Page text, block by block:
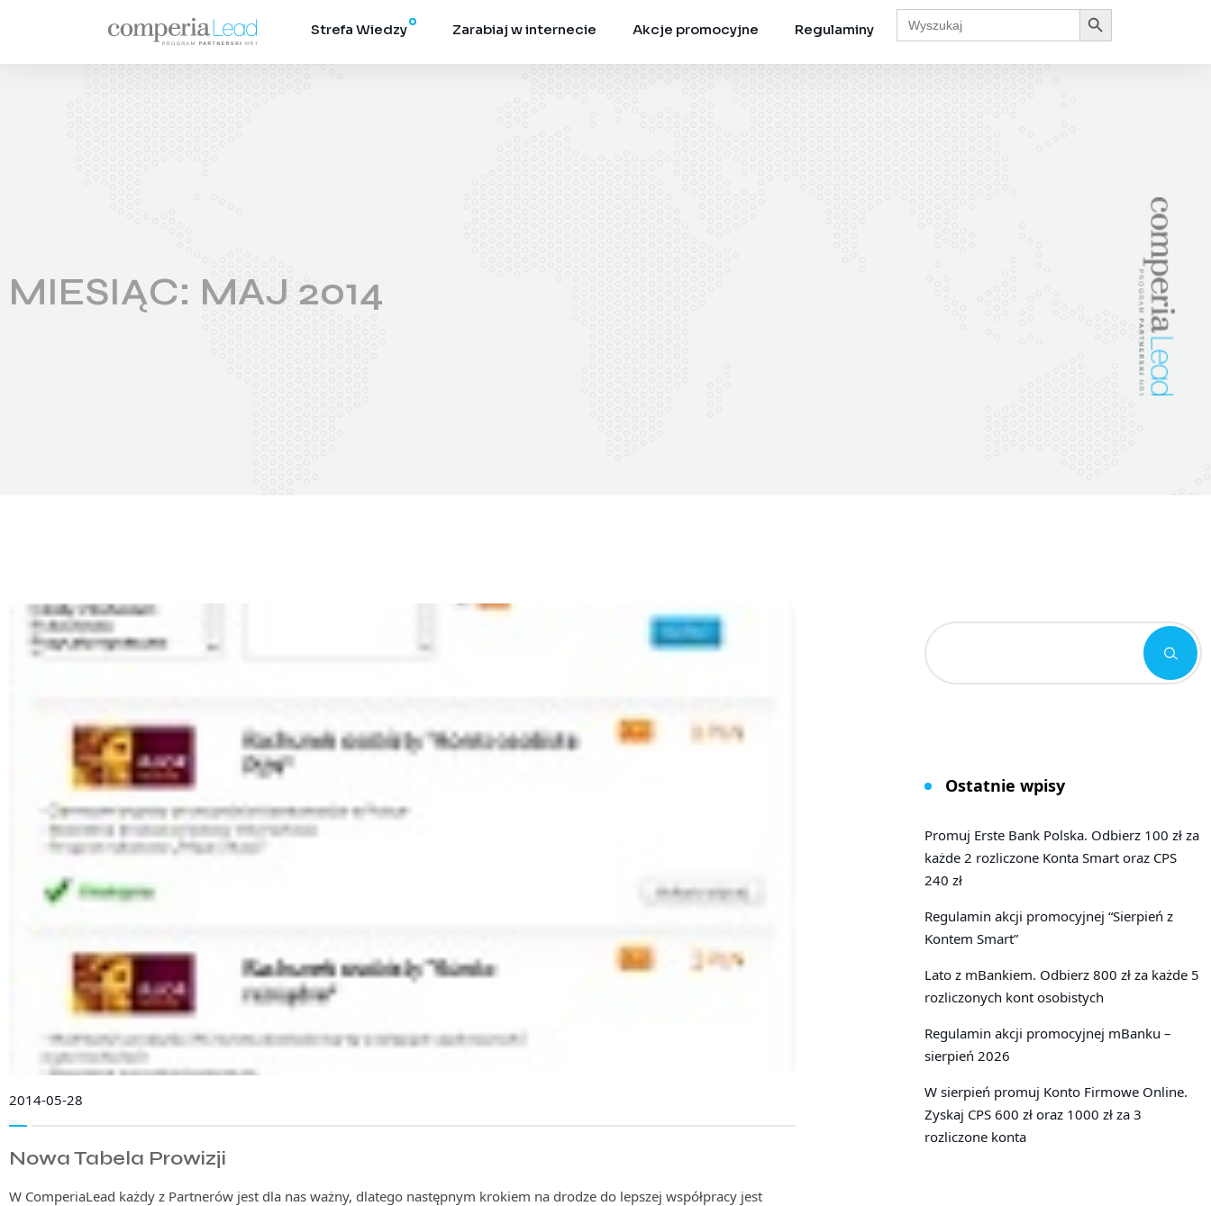
Strefa Wiedzy Zarabiaj w internecie Akcje promocyjne Regulaminy
Search
for:
Search Button
MIESIĄC: MAJ 2014
2014-05-28
Nowa Tabela Prowizji
W ComperiaLead każdy z Partnerów jest dla nas ważny, dlatego następnym krokiem na drodze do lepszej współpracy jest
Ostatnie wpisy
Promuj Erste Bank Polska. Odbierz 100 zł za
każde 2 rozliczone Konta Smart oraz CPS
240 zł
Regulamin akcji promocyjnej “Sierpień z
Kontem Smart”
Lato z mBankiem. Odbierz 800 zł za każde 5
rozliczonych kont osobistych
Regulamin akcji promocyjnej mBanku –
sierpień 2026
W sierpień promuj Konto Firmowe Online.
Zyskaj CPS 600 zł oraz 1000 zł za 3
rozliczone konta